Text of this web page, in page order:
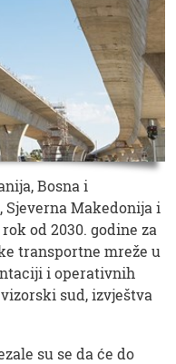
Bosna i
Sjeverna Makedonija i
od 2030. godine za
transportne mreže u
i operativnih
sud, izvještva
su se da će do